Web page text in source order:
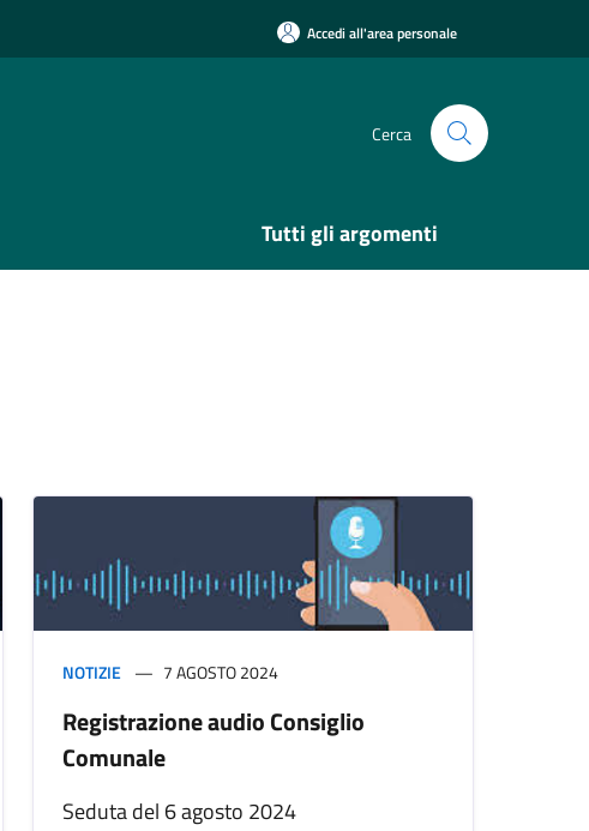
Accedi all'area personale
Cerca
Tutti gli argomenti
NOTIZIE 7 AGOSTO 2024
Registrazione audio Consiglio
Comunale
Seduta del 6 agosto 2024